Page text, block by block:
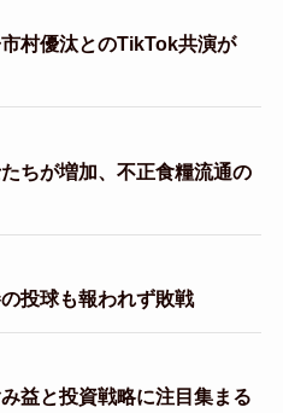
村優汰とのTikTok共演が
ちが増加、不正食糧流通の
投球も報われず敗戦
益と投資戦略に注目集まる